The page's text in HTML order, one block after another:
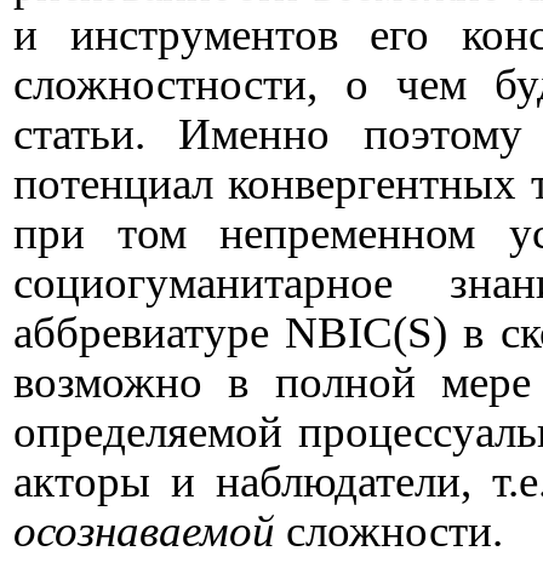
и инструментов его
сложностности, о чем
статьи. Именно
потенциал
при том непременном
социогуманитарное
аббревиатуре NBIC(S) в
возможно в полной мере
определяемой
акторы и наблюдатели,
осознаваемой сложности.